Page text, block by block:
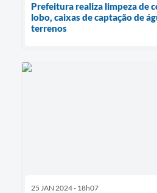
Prefeitura realiza limpeza de
lobo, caixas de captação de
terrenos
25 JAN 2024 - 18h07